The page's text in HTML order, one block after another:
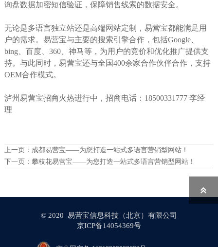
询盘数据加密短信验证，保障销售线索的数据安全。
无论是多语言独立站还是高端网站定制，易营宝都能满足用
户的需求。易营宝与主要的搜索引擎合作，包括Google、
bing、百度、360、神马等，为用户的竞价和优化推广提供支
持。与此同时，易营宝还与全国400余家合作伙伴合作，支持
OEM合作模式。
泸州易营宝招商火热进行中，招商电话：18500331777 李经
理
上一页： 成都易营宝——为您打造一站式多语言营销型网站！
下一页： 攀枝花易营宝——为您打造一站式多语言营销型网站！
© 2020 易营宝信息科技（北京）有限公司
京ICP备14054369号
